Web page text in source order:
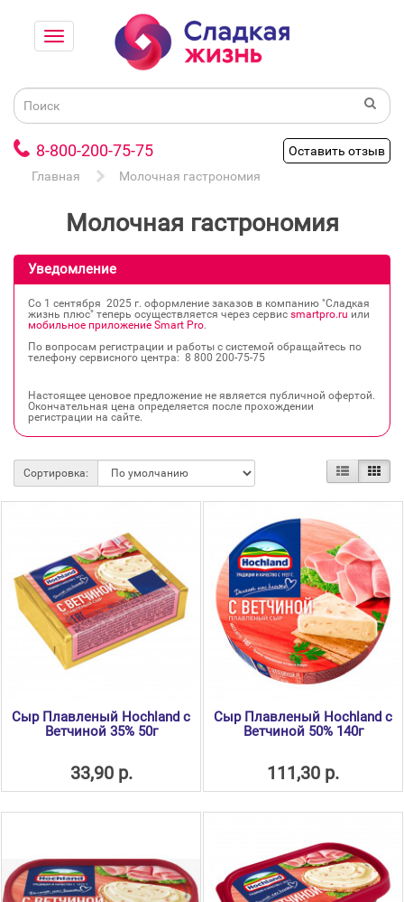
8-800-200-75-75
Оставить отзыв
Главная
Молочная гастрономия
Молочная гастрономия
Уведомление
Со 1 сентября 2025 г. оформление заказов в компанию "Сладкая
жизнь плюс" теперь осуществляется через сервис smartpro.ru или
мобильное приложение Smart Pro.
По вопросам регистрации и работы с системой обращайтесь по
телефону сервисного центра: 8 800 200‐75‐75
Настоящее ценовое предложение не является публичной офертой.
Окончательная цена определяется после прохождении
регистрации на сайте.
Сортировка:
Сыр Плавленый Hochland с
Ветчиной 35% 50г
33,90 р.
Сыр Плавленый Hochland с
Ветчиной 50% 140г
111,30 р.